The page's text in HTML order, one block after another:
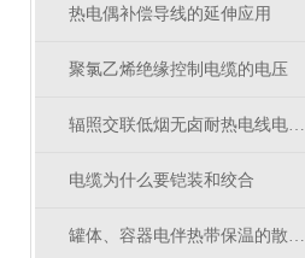
热电偶补偿导线的延伸应用
聚氯乙烯绝缘控制电缆的电压
辐照交联低烟无卤耐热电线电缆的综合性能
电缆为什么要铠装和绞合
罐体、容器电伴热带保温的散热量计算